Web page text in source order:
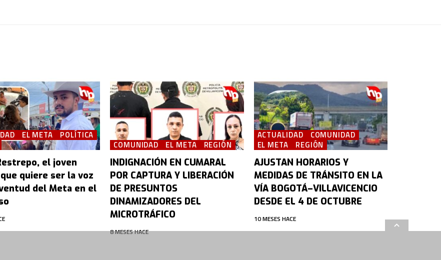
EL META
POLÍTICA
el joven
quiere ser la voz
del Meta en el
COMUNIDAD EL META REGIÓN
INDIGNACIÓN EN CUMARAL
POR CAPTURA Y LIBERACIÓN
DE PRESUNTOS
DINAMIZADORES DEL
MICROTRÁFICO
8 MESES HACE
ACTUALIDAD
COMUNIDAD
EL META
REGIÓN
AJUSTAN HORARIOS Y
MEDIDAS DE TRÁNSITO EN LA
VÍA BOGOTÁ–VILLAVICENCIO
DESDE EL 4 DE OCTUBRE
10 MESES HACE